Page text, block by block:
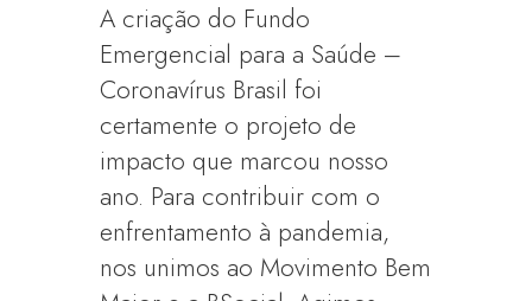
A criação do Fundo
Emergencial para a Saúde –
Coronavírus Brasil foi
certamente o projeto de
impacto que marcou nosso
ano. Para contribuir com o
enfrentamento à pandemia,
nos unimos ao Movimento Bem